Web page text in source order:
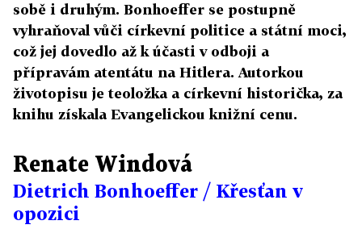
sobě i druhým. Bonhoeffer se postupně
vyhraňoval vůči církevní politice a státní moci,
což jej dovedlo až k účasti v odboji a
přípravám atentátu na Hitlera. Autorkou
životopisu je teoložka a církevní historička, za
knihu získala Evangelickou knižní cenu.
Renate Windová
Dietrich Bonhoeffer / Křesťan v
opozici